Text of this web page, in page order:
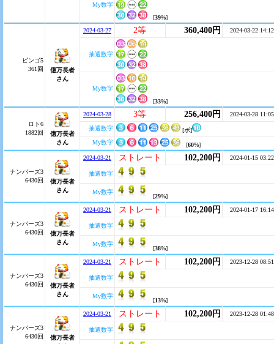
My数字
[39%]
ビンゴ5
361回
億万長者
さん
2024-03-27 2等 360,400円 2024-03-22 14:12
抽選数字
My数字
[33%]
ロト6
1882回
億万長者
さん
2024-03-28 3等 256,400円 2024-03-28 11:05
抽選数字
[ボ]
My数字
[60%]
ナンバーズ3
6430回
億万長者
さん
2024-03-21 ストレート 102,200円 2024-01-15 03:22
抽選数字
My数字
[29%]
ナンバーズ3
6430回
億万長者
さん
2024-03-21 ストレート 102,200円 2024-01-17 16:14
抽選数字
My数字
[38%]
ナンバーズ3
6430回
億万長者
さん
2024-03-21 ストレート 102,200円 2023-12-28 08:51
抽選数字
My数字
[13%]
ナンバーズ3
6430回
億万長者
2024-03-21 ストレート 102,200円 2023-12-28 01:48
抽選数字